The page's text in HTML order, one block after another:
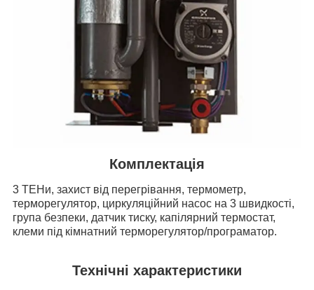
Комплектація
3 ТЕНи, захист від перегрівання, термометр,
терморегулятор, циркуляційний насос на 3 швидкості,
група безпеки, датчик тиску, капілярний термостат,
клеми під кімнатний терморегулятор/програматор.
Технічні характеристики